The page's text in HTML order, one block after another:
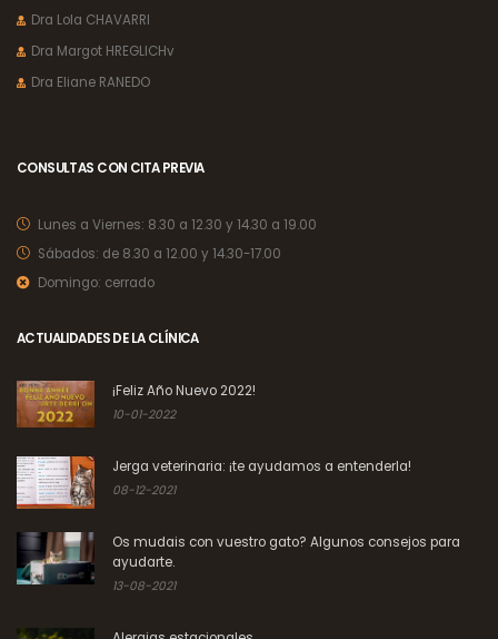
Dra Lola CHAVARRI
Dra Margot HREGLICHv
Dra Eliane RANEDO
CONSULTAS CON CITA PREVIA
Lunes a Viernes: 8.30 a 12.30 y 14.30 a 19.00
Sábados: de 8.30 a 12.00 y 14.30-17.00
Domingo: cerrado
ACTUALIDADES DE LA CLÍNICA
¡Feliz Año Nuevo 2022!
10-01-2022
Jerga veterinaria: ¡te ayudamos a entenderla!
08-12-2021
Os mudais con vuestro gato? Algunos consejos para
ayudarte.
13-08-2021